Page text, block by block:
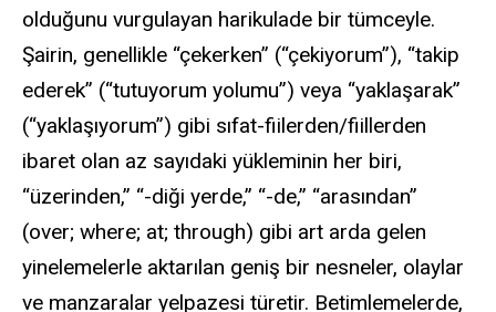
olduğunu vurgulayan harikulade bir tümceyle.
Şairin, genellikle “çekerken” (“çekiyorum”), “takip
ederek” (“tutuyorum yolumu”) veya “yaklaşarak”
(“yaklaşıyorum”) gibi sıfat-fiilerden/fiillerden
ibaret olan az sayıdaki yükleminin her biri,
“üzerinden,” “-diği yerde,” “-de,” “arasından”
(over; where; at; through) gibi art arda gelen
yinelemelerle aktarılan geniş bir nesneler, olaylar
ve manzaralar yelpazesi türetir. Betimlemelerde,